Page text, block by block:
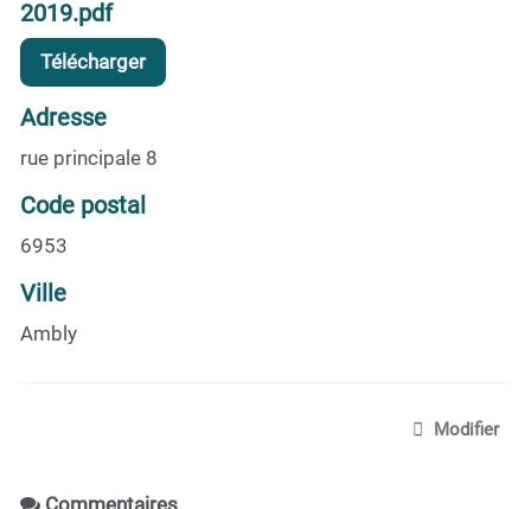
2019.pdf
Télécharger
Adresse
rue principale 8
Code postal
6953
Ville
Ambly
Modifier